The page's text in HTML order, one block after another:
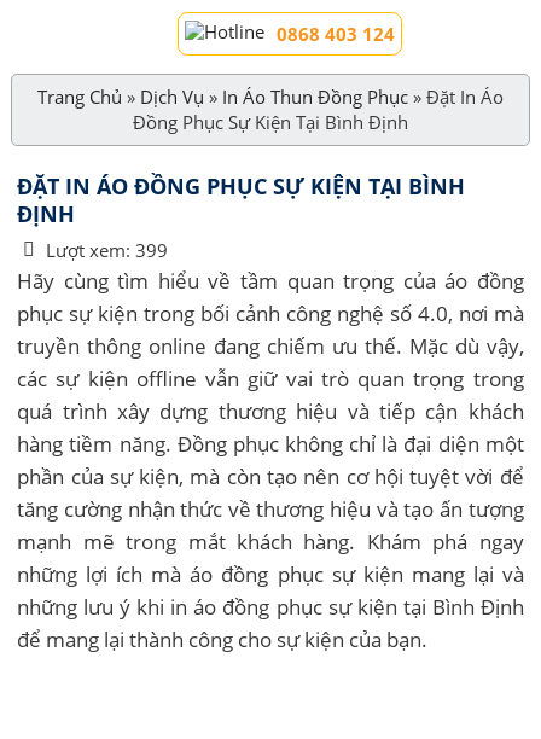
0868 403 124
Trang Chủ » Dịch Vụ » In Áo Thun Đồng Phục» Đặt In Áo
Đồng Phục Sự Kiện Tại Bình Định
ĐẶT IN ÁO ĐỒNG PHỤC SỰ KIỆN TẠI BÌNH
ĐỊNH
Lượt xem: 399
Hãy cùng tìm hiểu về tầm quan trọng của áo đồng
phục sự kiện trong bối cảnh công nghệ số 4.0, nơi mà
truyền thông online đang chiếm ưu thế. Mặc dù vậy,
các sự kiện offline vẫn giữ vai trò quan trọng trong
quá trình xây dựng thương hiệu và tiếp cận khách
hàng tiềm năng. Đồng phục không chỉ là đại diện một
phần của sự kiện, mà còn tạo nên cơ hội tuyệt vời để
tăng cường nhận thức về thương hiệu và tạo ấn tượng
mạnh mẽ trong mắt khách hàng. Khám phá ngay
những lợi ích mà áo đồng phục sự kiện mang lại và
những lưu ý khi in áo đồng phục sự kiện tại Bình Định
để mang lại thành công cho sự kiện của bạn.